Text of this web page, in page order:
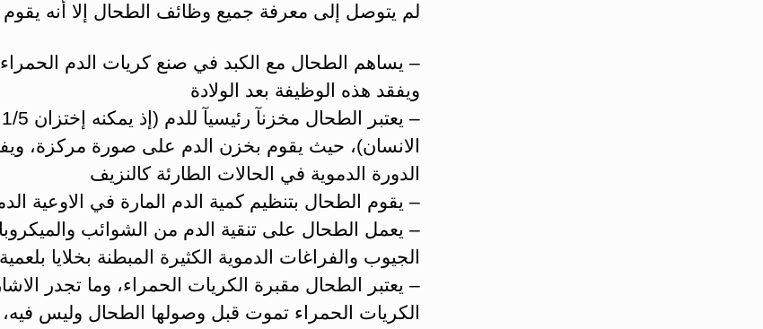
لم يتوصل إلى معرفة جميع وظائف الطحال إلا أنه يقوم
– يساهم الطحال مع الكبد في صنع كريات الدم الحمراء
ويفقد هذه الوظيفة بعد الولادة
الانسان)، حيث يقوم بخزن الدم على صورة مركزة،
الدورة الدموية في الحالات الطارئة كالنزيف
– يقوم الطحال بتنظيم كمية الدم المارة في الاوعية
– يعمل الطحال على تنقية الدم من الشوائب
الجيوب والفراغات الدموية الكثيرة المبطنة بخلايا بلعمية
– يعتبر الطحال مقبرة الكريات الحمراء، وما تجدر
الكريات الحمراء تموت قبل وصولها الطحال وليس فيه،